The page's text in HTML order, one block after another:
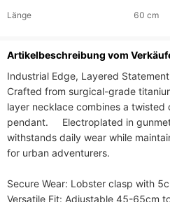
Länge
60 cm
Artikelbeschreibung vom
​​Industrial Edge, Layered Statement​​
Crafted from surgical-grade
layer necklace combines a
pendant.     Electroplated in
withstands daily wear while
for urban adventurers.
​​Secure Wear​​: Lobster clasp with
​​Versatile Fit​​: Adjustable 45-65cm